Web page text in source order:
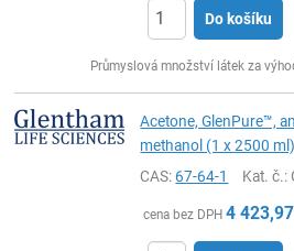
Do košíku
Průmyslová množství látek za
Acetone, GlenPure™,
methanol (1 x 2500 ml)
CAS:67-64-1 Kat. č.:
cena bez DPH 4 423,97